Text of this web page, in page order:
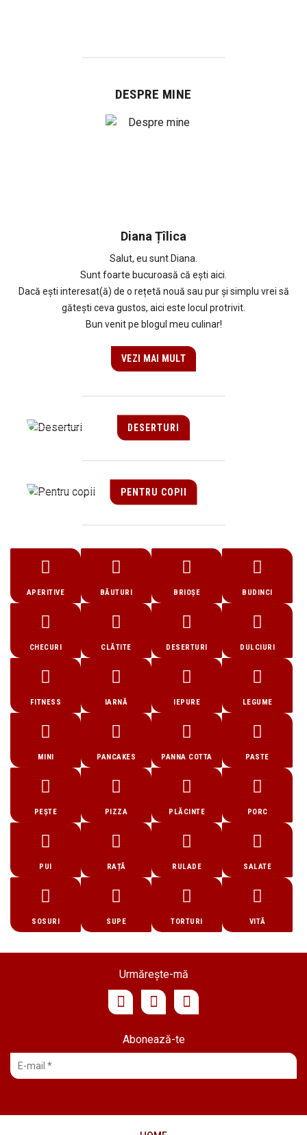
DESPRE MINE
Diana Țîlica
Salut, eu sunt Diana.
Sunt foarte bucuroasă că ești aici.
Dacă ești interesat(ă) de o rețetă nouă sau pur și simplu vrei să
gătești ceva gustos, aici este locul protrivit.
Bun venit pe blogul meu culinar!
VEZI MAI MULT
DESERTURI
APERITIVE BĂUTURI BRIOȘE BUDINCI
CHECURI CLĂTITE DESERTURI DULCIURI
FITNESS IARNĂ IEPURE LEGUME
MINI PANCAKES PANNA COTTA PASTE
PEȘTE PIZZA PLĂCINTE PORC
PUI RAȚĂ RULADE SALATE
SOSURI SUPE TORTURI VITĂ
PENTRU COPII
Abonează-te
Urmărește-mă